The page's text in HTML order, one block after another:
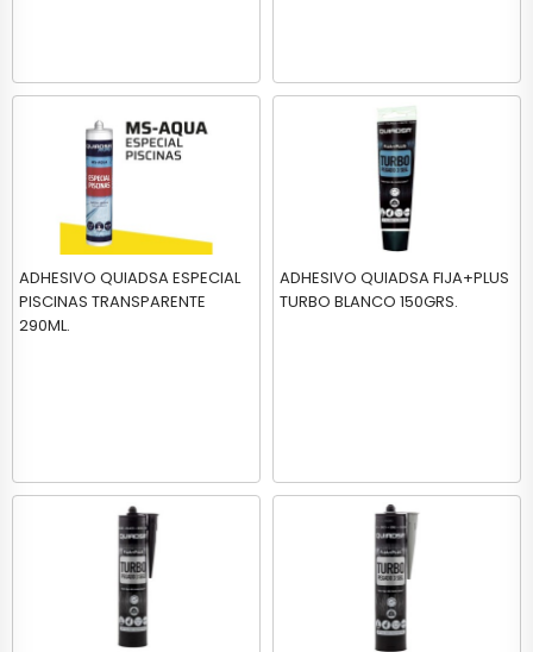
ADHESIVO QUIADSA ESPECIAL
PISCINAS TRANSPARENTE
290ML.
ADHESIVO QUIADSA FIJA+PLUS
TURBO BLANCO 150GRS.